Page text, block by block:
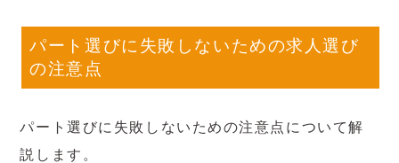
パート選びに失敗しないための求人選び
の注意点
パート選びに失敗しないための注意点について解
説します。